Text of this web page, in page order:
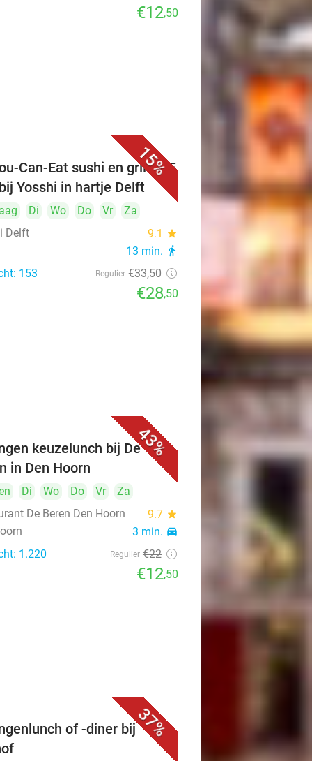
€12,50
15%
Can-Eat sushi en grill (2,5
Yosshi in hartje Delft
Di Wo Do Vr
Za
Delft
9.1 star
13 min. directions_walk
153 Regulier €33,50
€28,50
43%
keuzelunch bij De
in Den Hoorn
Di Wo Do Vr
Za
De Beren Den Hoorn
9.7 star
3 min. directions_car
1.220 Regulier €22
€12,50
37%
of -diner bij